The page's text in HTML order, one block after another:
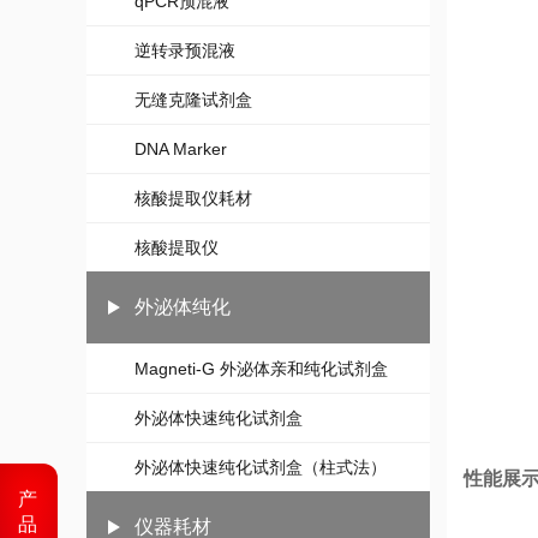
逆转录预混液
无缝克隆试剂盒
DNA Marker
核酸提取仪耗材
核酸提取仪
外泌体纯化
Magneti-G 外泌体亲和纯化试剂盒
外泌体快速纯化试剂盒
外泌体快速纯化试剂盒（柱式法）
仪器耗材
性能展
产
品